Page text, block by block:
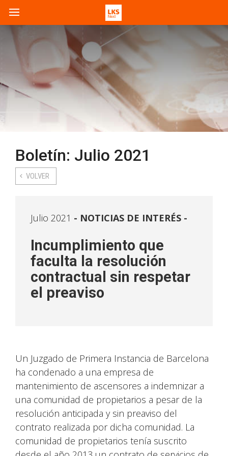
Boletín: Julio 2021
VOLVER
Julio 2021 NOTICIAS DE INTERÉS -
Incumplimiento que
faculta la resolución
contractual sin respetar
el preaviso
Un Juzgado de Primera Instancia de Barcelona
ha condenado a una empresa de
mantenimiento de ascensores a indemnizar a
una comunidad de propietarios a pesar de la
resolución anticipada y sin preaviso del
contrato realizada por dicha comunidad. La
comunidad de propietarios tenía suscrito